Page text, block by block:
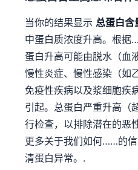
当你的结果显示 总蛋白含
中蛋白质浓度升高。根据
蛋白升高可能由脱水（血
慢性炎症、慢性感染（如
免疫性疾病以及浆细胞疾
引起。总蛋白严重升高（
行检查，以排除潜在的恶
更多关于我们如何……的
清蛋白异常。.